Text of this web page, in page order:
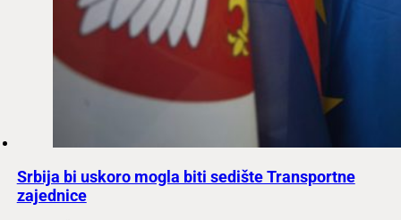
Srbija bi uskoro mogla biti sedište Transportne
zajednice